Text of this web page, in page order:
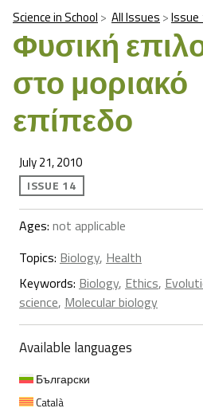
Science in School All Issues Issue
Φυσική
στο μοριακό
επίπεδο
July 21, 2010
ISSUE 14
Ages: not applicable
Topics: Biology, Health
Keywords: Biology, Ethics,
science, Molecular biology
Available languages
Български
Català